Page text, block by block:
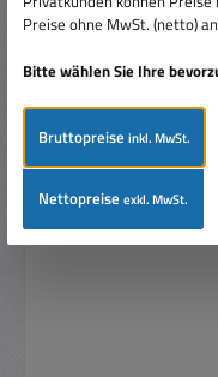
Lüfterregelung für
Preise ohne MwSt. (netto)
Bitte wählen Sie Ihre
Bruttopreiseinkl. MwSt.
Nettopreiseexkl. MwSt.